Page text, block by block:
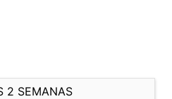
2 SEMANAS